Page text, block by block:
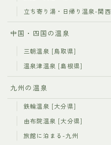
立ち寄り湯・日帰り温泉-関西
中国・四国の温泉
三朝温泉 [鳥取県]
温泉津温泉 [島根県]
九州の温泉
鉄輪温泉 [大分県]
由布院温泉 [大分県]
旅館に泊まる-九州